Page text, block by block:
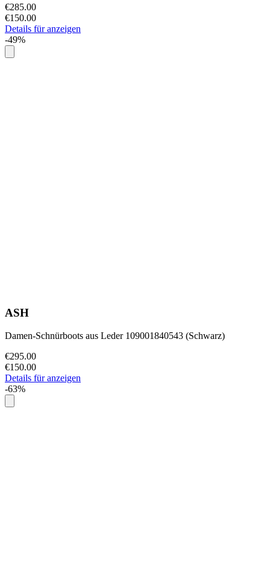
€285.00
€150.00
Details für anzeigen
-49%
ASH
Damen-Schnürboots aus Leder 109001840543 (Schwarz)
€295.00
€150.00
Details für anzeigen
-63%